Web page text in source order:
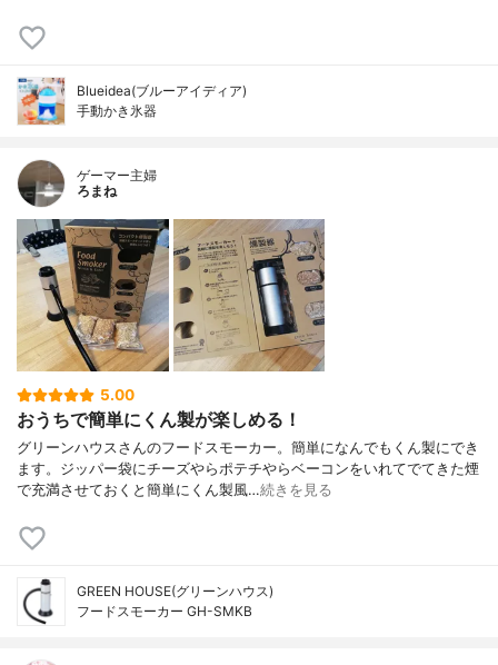
Blueidea(ブルーアイディア)
手動かき氷器
ゲーマー主婦
ろまね
5.00
おうちで簡単にくん製が楽しめる！
グリーンハウスさんのフードスモーカー。簡単になんでもくん製にでき
ます。ジッパー袋にチーズやらポテチやらベーコンをいれてでてきた煙
で充満させておくと簡単にくん製風…続きを見る
GREEN HOUSE(グリーンハウス)
フードスモーカー GH-SMKB